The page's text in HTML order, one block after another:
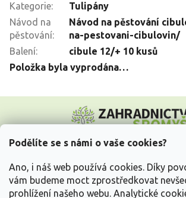
Podělíte se s námi o vaše cookies?
Ano, i náš web používá cookies. Díky
vám budeme moct zprostředkovat
prohlížení našeho webu. Analytické
Kategorie:
Tulipány
Návod na
pěstování:
Návod na pěstování
na-pestovani-cibulovin/
Balení:
cibule 12/+ 10 kusů
Položka byla vyprodána…
p
Vše o nákupu
Informace pro Vás